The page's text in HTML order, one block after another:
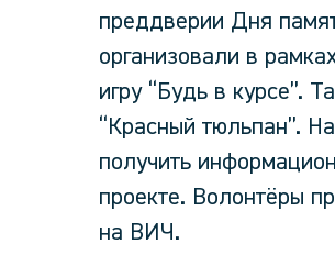
преддверии Дня
организовали в
игру “Будь в курсе”.
“Красный тюльпан”.
получить
проекте. Волонтёры
на ВИЧ.